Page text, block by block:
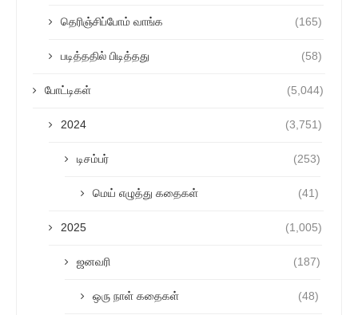
தெரிஞ்சிப்போம் வாங்க (165)
படித்ததில் பிடித்தது (58)
போட்டிகள் (5,044)
2024 (3,751)
டிசம்பர் (253)
மெய் எழுத்து கதைகள் (41)
2025 (1,005)
ஜனவரி (187)
ஒரு நாள் கதைகள் (48)